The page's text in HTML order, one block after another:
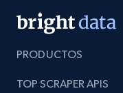
PRODUCTOS
TOP SCRAPER APIS